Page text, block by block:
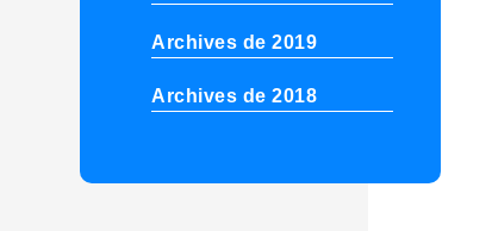
Archives de 2019
Archives de 2018